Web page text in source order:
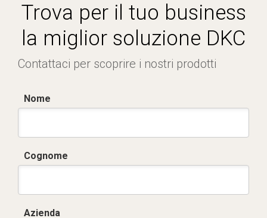
Trova per il tuo business
la miglior soluzione DKC
Contattaci per scoprire i nostri prodotti
Nome
Cognome
Azienda